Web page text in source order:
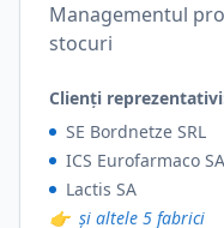
Managementul
stocuri
Clienți
SE Bordnetze SRL
ICS Eurofarmaco SA
Lactis SA
👉 și altele 5 fabrici